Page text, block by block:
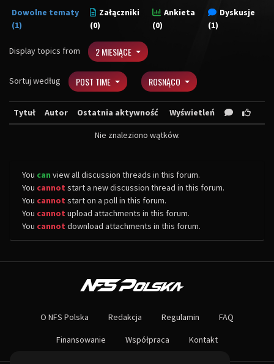
Dowolne tematy
(1)
Załączniki
(0)
Ankieta
(0)
Dyskusje
(1)
Display topics from 2 MIESIĄCE
Sortuj według POST TIME ROSNĄCO
Tytuł Autor Ostatnia aktywność Wyświetleń
Nie znaleziono wątków.
You can view all discussion threads in this forum.
You cannot start a new discussion thread in this forum.
You cannot start on a poll in this forum.
You cannot upload attachments in this forum.
You cannot download attachments in this forum.
Największa społeczność Need for Speed w Polsce! Znajdziesz u nas
Nie czekaj dłużej - wstąp do naszej społeczności! Czekamy na ciebie!
O NFS Polska Redakcja Regulamin FAQ
Finansowanie Współpraca Kontakt